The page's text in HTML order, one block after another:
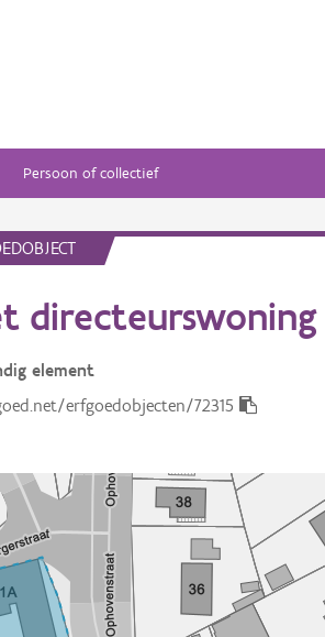
Persoon of collectief
directeurswoning
element
erfgoedobjecten/72315